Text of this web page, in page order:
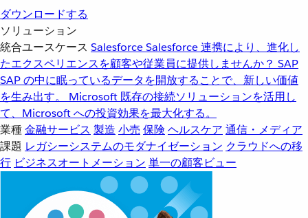
ダウンロードする
ソリューション
統合ユースケース SalesforceSalesforce 連携により、進化し
たエクスペリエンスを顧客や従業員に提供しませんか？ SAP
SAP の中に眠っているデータを開放することで、新しい価値
を生み出す。
Microsoft 既存の接続ソリューションを活用し
て、Microsoft への投資効果を最大化する。
業種金融サービス 製造 小売 保険 ヘルスケア 通信・メディア
課題 レガシーシステムのモダナイゼーション クラウドへの移
行 ビジネスオートメーション 単一の顧客ビュー